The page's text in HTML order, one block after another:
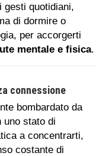
gesti quotidiani,
di dormire o
per accorgerti
mentale e fisica.
connessione
bombardato da
uno stato di
a concentrarti,
costante di